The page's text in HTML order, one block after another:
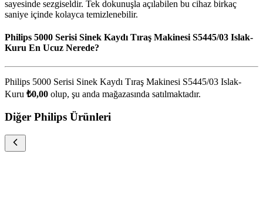
sayesinde sezgiseldir. Tek dokunuşla açılabilen bu cihaz birkaç
saniye içinde kolayca temizlenebilir.
Philips 5000 Serisi Sinek Kaydı Tıraş Makinesi S5445/03 Islak-
Kuru En Ucuz Nerede?
Philips 5000 Serisi Sinek Kaydı Tıraş Makinesi S5445/03 Islak-
Kuru ₺0,00 olup, şu anda mağazasında satılmaktadır.
Diğer Philips Ürünleri